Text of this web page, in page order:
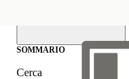
SOMMARIO
Cerca